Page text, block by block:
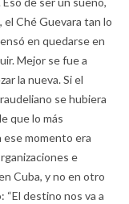
el Ché Guevara tan lo
en quedarse en
Mejor se fue a
la nueva. Si el
se hubiera
que lo más
momento era
e
Cuba, y no en otro
“El destino nos va a